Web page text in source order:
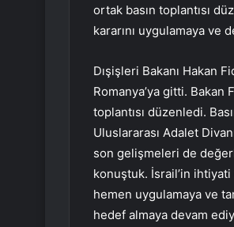
ortak basın toplantısı
kararını uygulamaya ve
Dışişleri Bakanı Hakan
Romanya’ya gitti. Bakan
toplantısı düzenledi.
Uluslararası Adalet
son gelişmeleri de
konuştuk. İsrail’in ihtiyati
hemen uygulamaya ve
hedef almaya devam